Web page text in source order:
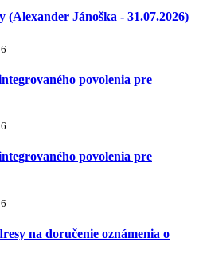
(Alexander Jánoška - 31.07.2026)
povolenia pre
povolenia pre
na doručenie oznámenia o